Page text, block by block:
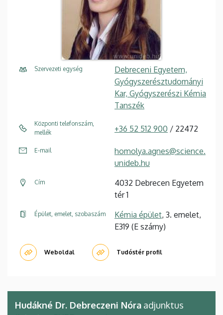
Szervezeti egység
Debreceni Egyetem,
Gyógyszerésztudományi
Kar, Gyógyszerészi Kémia
Tanszék
Központi telefonszám,
mellék
+36 52 512 900 / 22472
E-mail
homolya.agnes@science.
unideb.hu
Cím
4032 Debrecen Egyetem
tér 1
Épület, emelet, szobaszám Kémia épület, 3. emelet,
E319 (E szárny)
Weboldal Tudóstér profil
Hudákné Dr. Debreczeni Nóra adjunktus